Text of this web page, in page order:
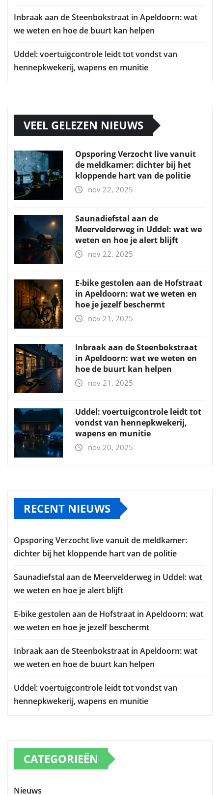
Inbraak aan de Steenbokstraat in Apeldoorn: wat
we weten en hoe de buurt kan helpen
Uddel: voertuigcontrole leidt tot vondst van
hennepkwekerij, wapens en munitie
VEEL GELEZEN NIEUWS
Opsporing Verzocht live vanuit
de meldkamer: dichter bij het
kloppende hart van de politie
nov 22, 2025
Saunadiefstal aan de
Meervelderweg in Uddel: wat we
weten en hoe je alert blijft
nov 22, 2025
E-bike gestolen aan de Hofstraat
in Apeldoorn: wat we weten en
hoe je jezelf beschermt
nov 21, 2025
Inbraak aan de Steenbokstraat
in Apeldoorn: wat we weten en
hoe de buurt kan helpen
nov 21, 2025
Uddel: voertuigcontrole leidt tot
vondst van hennepkwekerij,
wapens en munitie
nov 20, 2025
RECENT NIEUWS
Opsporing Verzocht live vanuit de meldkamer:
dichter bij het kloppende hart van de politie
Saunadiefstal aan de Meervelderweg in Uddel: wat
we weten en hoe je alert blijft
E-bike gestolen aan de Hofstraat in Apeldoorn: wat
we weten en hoe je jezelf beschermt
Inbraak aan de Steenbokstraat in Apeldoorn: wat
we weten en hoe de buurt kan helpen
Uddel: voertuigcontrole leidt tot vondst van
hennepkwekerij, wapens en munitie
CATEGORIEËN
Nieuws